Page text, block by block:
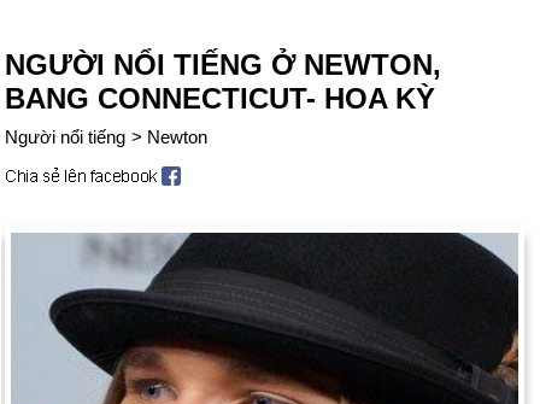
NGƯỜI NỔI TIẾNG Ở NEWTON,
BANG CONNECTICUT- HOA KỲ
Người nổi tiếng > Newton